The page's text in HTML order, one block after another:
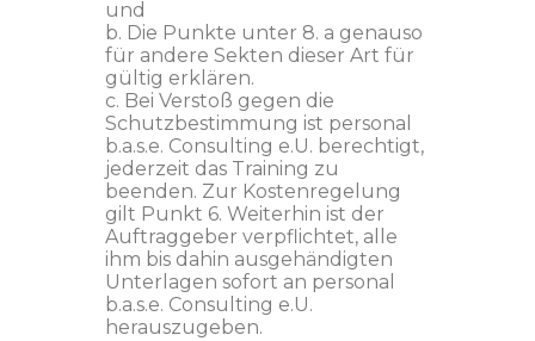
und
b. Die Punkte unter 8. a genauso
für andere Sekten dieser Art für
gültig erklären.
c. Bei Verstoß gegen die
Schutzbestimmung ist personal
b.a.s.e. Consulting e.U. berechtigt,
jederzeit das Training zu
beenden. Zur Kostenregelung
gilt Punkt 6. Weiterhin ist der
Auftraggeber verpflichtet, alle
ihm bis dahin ausgehändigten
Unterlagen sofort an personal
b.a.s.e. Consulting e.U.
herauszugeben.